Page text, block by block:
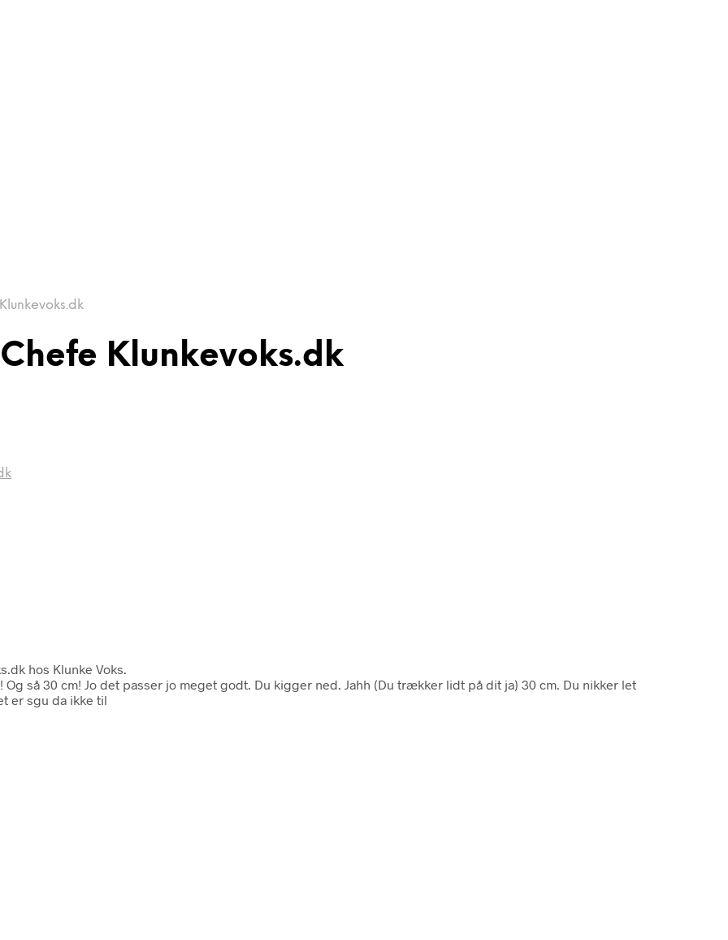
Klunkevoks.dk
hos Klunke Voks.
så 30 cm! Jo det passer jo meget godt. Du kigger ned. Jahh (Du trækker lidt på dit ja) 30 cm. Du nikker let
er sgu da ikke til